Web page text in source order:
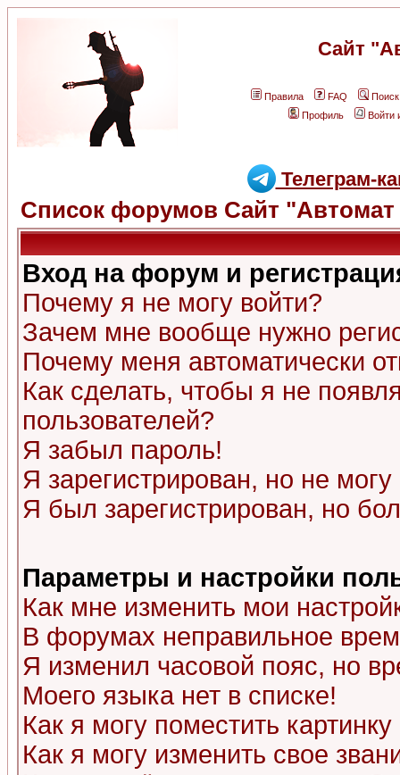
Сайт
Правила FAQ
Поиск
Профиль
Войти
Телеграм-
Список форумов Сайт "Автомат
Вход на форум и
Почему я не могу войти?
Зачем мне вообще нужно
Почему меня автоматически
Как сделать, чтобы я не
пользователей?
Я забыл пароль!
Я зарегистрирован, но не могу
Я был зарегистрирован, но
Параметры и настройки
Как мне изменить мои
В форумах неправильное
Я изменил часовой пояс, но
Моего языка нет в списке!
Как я могу поместить
Как я могу изменить свое